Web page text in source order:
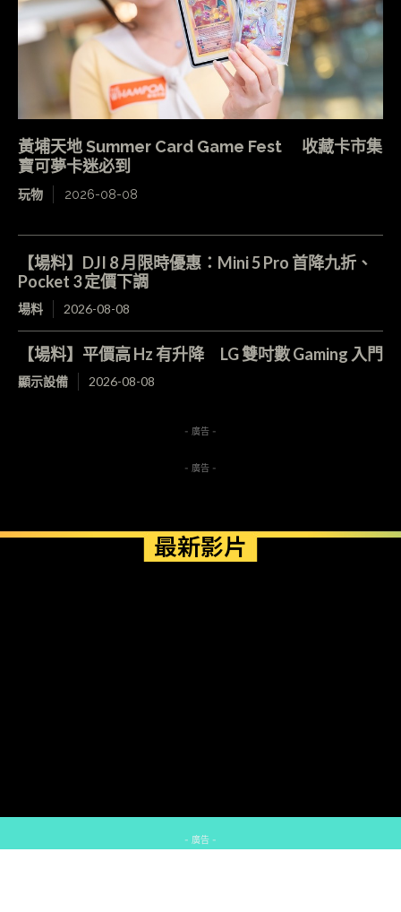
黃埔天地 Summer Card Game Fest 收藏卡市集
寶可夢卡迷必到
玩物 2026-08-08
【場料】DJI 8 月限時優惠：Mini 5 Pro 首降九折、
Pocket 3 定價下調
場料 2026-08-08
【場料】平價高 Hz 有升降 LG 雙吋數 Gaming 入門
顯示設備 2026-08-08
- 廣告 -
- 廣告 -
最新影片
- 廣告 -